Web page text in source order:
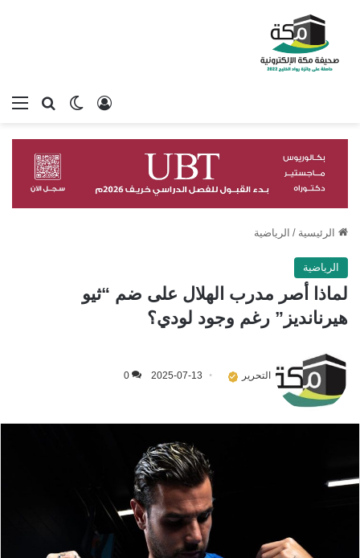
بحثالوضع
تسجيل الدخول
الرئيسية / الرياضية
الرياضية
لماذا أصر مدرب الهلال على ضم “ثيو
هيرنانديز” رغم وجود لودي؟
التحرير 2025-07-13
0